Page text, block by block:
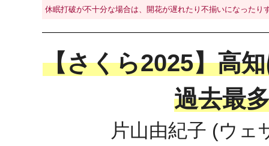
休眠打破が不十分な場合は、開花が遅れたり不揃いになったり
【さくら2025】高
過去最
片山由紀子 (ウェ